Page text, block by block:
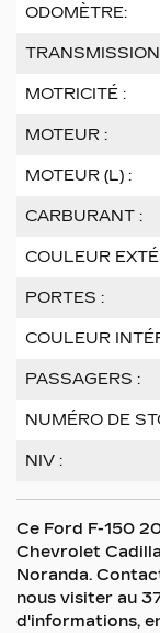
ODOMÈTRE:
MOTRICITÉ :
MOTEUR :
MOTEUR (L) :
CARBURANT :
COULEUR
PORTES :
COULEUR
PASSAGERS :
NUMÉRO DE
NIV :
Ce Ford F-150
Chevrolet
Noranda.
nous visiter au
d'informations,